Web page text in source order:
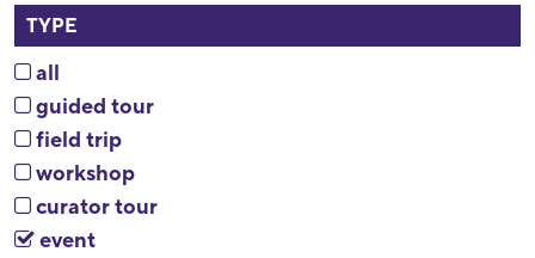
TYPE
all
guided tour
field trip
workshop
curator tour
event